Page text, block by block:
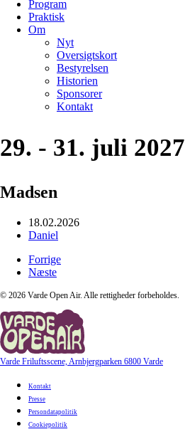
Program
Praktisk
Om
Nyt
Oversigtskort
Bestyrelsen
Historien
Sponsorer
Kontakt
29. - 31. juli 2027
Madsen
18.02.2026
Daniel
Forrige
Næste
© 2026 Varde Open Air. Alle rettigheder forbeholdes.
Varde Friluftsscene, Arnbjergparken 6800 Varde
Kontakt
Presse
Persondatapolitik
Cookiepolitik